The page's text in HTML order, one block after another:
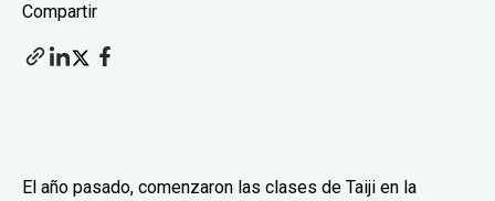
Compartir
El año pasado, comenzaron las clases de Taiji en la